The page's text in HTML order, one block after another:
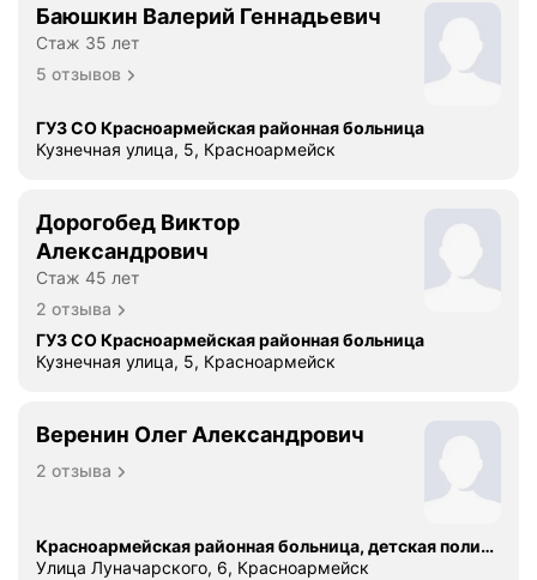
р
и
т
К
р
н
о
а
е
к
а
й
Баюшкин Валерий Геннадьевич
Стаж 35 лет
5 отзывов
ГУЗ СО Красноармейская районная больница
Кузнечная улица, 5, Красноармейск
Дорогобед Виктор
Александрович
Стаж 45 лет
2 отзыва
ГУЗ СО Красноармейская районная больница
Кузнечная улица, 5, Красноармейск
Веренин Олег Александрович
2 отзыва
Красноармейская районная больница, детская поликлиника
Улица Луначарского, 6, Красноармейск